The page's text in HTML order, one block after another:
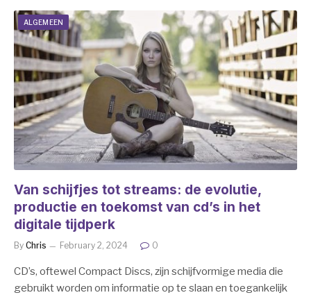
ALGEMEEN
Van schijfjes tot streams: de evolutie,
productie en toekomst van cd’s in het
digitale tijdperk
By Chris February 2, 2024 0
CD’s, oftewel Compact Discs, zijn schijfvormige media die
gebruikt worden om informatie op te slaan en toegankelijk